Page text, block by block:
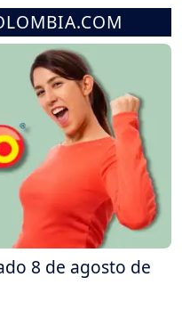
8 de agosto de